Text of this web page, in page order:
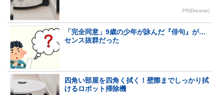
PR(Dreame)
「完全同意」9歳の少年が詠んだ『俳句』が…
センス抜群だった
四角い部屋を四角く拭く！壁際までしっかり拭
けるロボット掃除機